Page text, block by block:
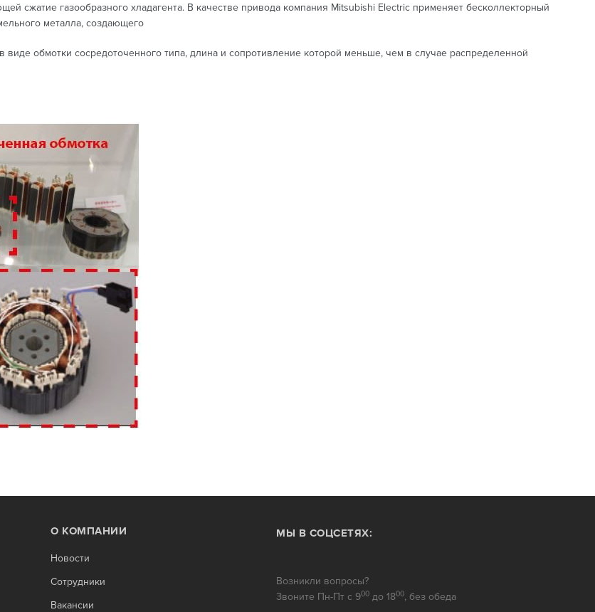
сжатие газообразного хладагента. В качестве привода компания Mitsubishi Electric применяет бесколлекторный
металла, создающего
обмотки сосредоточенного типа, длина и сопротивление которой меньше, чем в случае распределенной
О КОМПАНИИ
Новости
Сотрудники
Вакансии
МЫ В СОЦСЕТЯХ:
Возникли вопросы?
Звоните Пн-Пт с 900 до 1800, без обеда